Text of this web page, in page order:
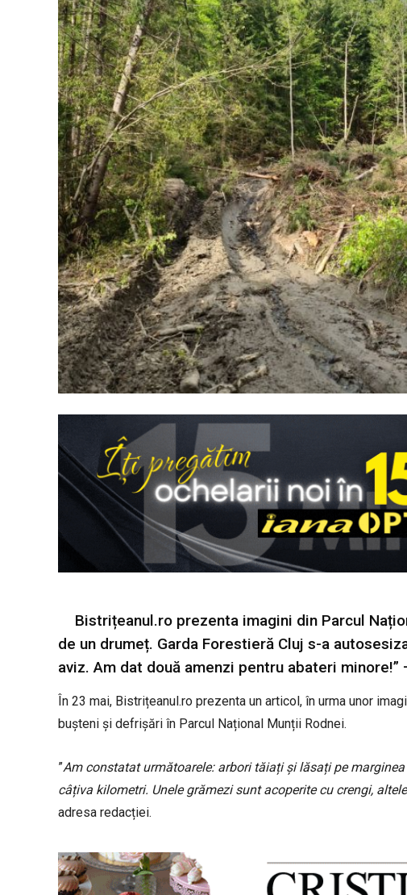
Bistrițeanul.ro prezenta imagini din Parcul
de un drumeț. Garda Forestieră Cluj s-a
aviz. Am dat două amenzi pentru abateri minore!”
În 23 mai, Bistrițeanul.ro prezenta un articol, în urma unor
bușteni și defrișări în Parcul Național Munții Rodnei.
”Am constatat următoarele: arbori tăiați și lăsați pe
câțiva kilometri. Unele grămezi sunt acoperite cu crengi,
adresa redacției.